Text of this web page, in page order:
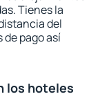
Tienes la
del
pago así
los hoteles